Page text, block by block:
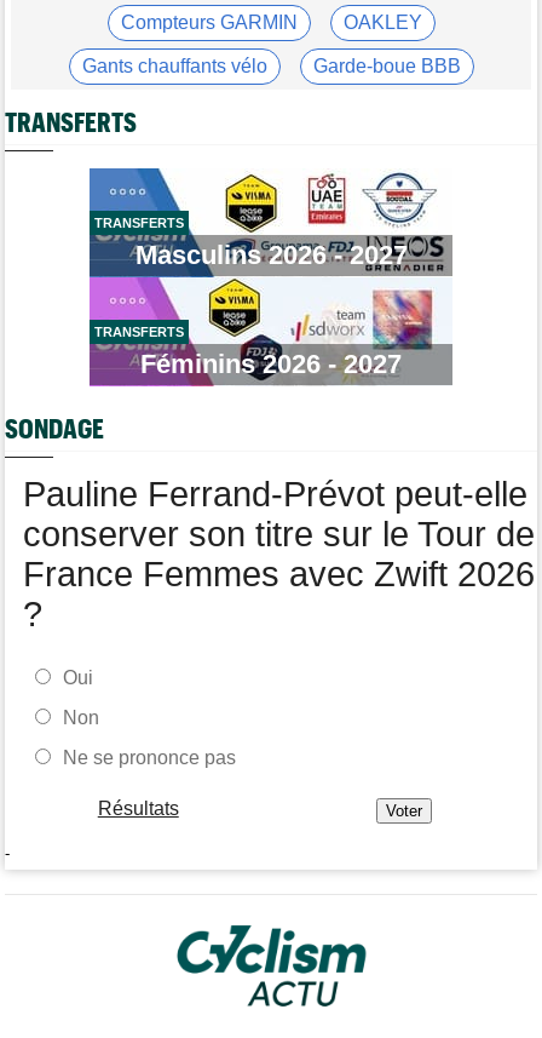
Tour du Portugal
Julius Johansen remporte le prologue, doublé UAE Team
Emirates
Marlen Reusser : "C'était différent du Mont Ventoux..."
Geraint Thomas : "On est passé à côté du Tour..."
Tour de France Femmes
Demi Vollering la 5e étape ! Ferrand-Prévot perd tout
05/08
Tour de Pologne
Jonathan Milan : "Je suis content d'avoir Magnier comme rival"
Critérium
Le Crit'Creator... c'est cinq créateurs de contenu payés par la
Oscar Onley fait coup double sur la 2e étape
Compteurs GARMIN OAKLEY
Gants chauffants vélo Garde-boue BBB
Casque ABUS
TRANSFERTS
TRANSFERTS
Masculins 2026 - 2027
TRANSFERTS
Féminins 2026 - 2027
SONDAGE
Pauline Ferrand-Prévot peut-elle
conserver son titre sur le Tour de
France Femmes avec Zwift 2026
?
Oui
Non
Ne se prononce pas
Résultats
-